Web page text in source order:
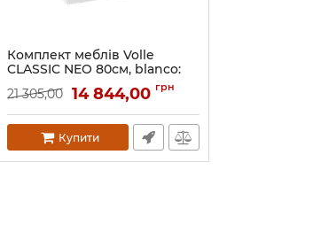
Комплект меблів Volle
CLASSIC NEO 80см, blanco:
тумба підвісна, 1 ящик +
умивальник меблевий
Артикул:1943.328007
21 305,00 14 844,00 грн
Купити